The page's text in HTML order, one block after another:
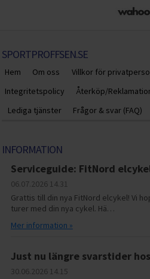
SPORTPROFFSEN.SE
Hem Om oss Villkor för
Integritetspolicy
Återköp/
Lediga tjänster
Frågor & svar (FAQ)
INFORMATION
Serviceguide: FitNord
06.07.2026 14.31
Grattis till din nya FitNord elcykel! Vi
turer med din nya cykel. Hä…
Mer information »
Just nu längre svarstider
30.06.2026 14.15